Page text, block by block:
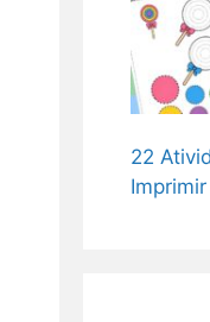
22
Imprimir